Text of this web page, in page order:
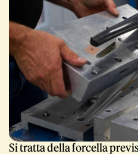
Si tratta della forcella